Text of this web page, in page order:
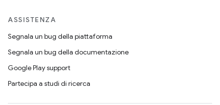
ASSISTENZA
Segnala un bug della piattaforma
Segnala un bug della documentazione
Google Play support
Partecipa a studi di ricerca